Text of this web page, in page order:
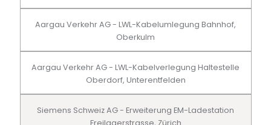
Aargau Verkehr AG - LWL-Kabelumlegung Bahnhof,
Oberkulm
Aargau Verkehr AG - LWL-Kabelverlegung Haltestelle
Oberdorf, Unterentfelden
Siemens Schweiz AG - Erweiterung EM-Ladestation
Freilagerstrasse, Zürich